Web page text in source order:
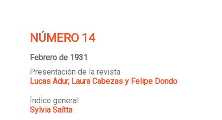
NÚMERO 14
Febrero de 1931
Presentación de la revista
Lucas Adur, Laura Cabezas y Felipe Dondo
Índice general
Sylvia Saítta